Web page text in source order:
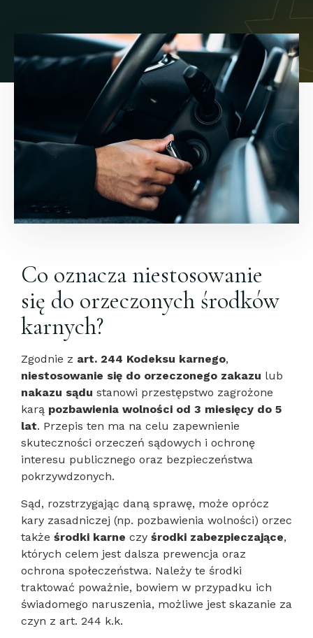
Co oznacza niestosowanie
się do orzeczonych środków
karnych?
Zgodnie z art. 244 Kodeksu karnego,
niestosowanie się do orzeczonego zakazu lub
nakazu sądu stanowi przestępstwo zagrożone
karą pozbawienia wolności od 3 miesięcy do 5
lat. Przepis ten ma na celu zapewnienie
skuteczności orzeczeń sądowych i ochronę
interesu publicznego oraz bezpieczeństwa
pokrzywdzonych.
Sąd, rozstrzygając daną sprawę, może oprócz
kary zasadniczej (np. pozbawienia wolności) orzec
także środki karne czy środki zabezpieczające,
których celem jest dalsza prewencja oraz
ochrona społeczeństwa. Należy te środki
traktować poważnie, bowiem w przypadku ich
świadomego naruszenia, możliwe jest skazanie za
czyn z art. 244 k.k.